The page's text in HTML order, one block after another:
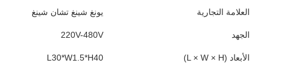
العلامة التجارية يونغ شينغ تشان شينغ
الجهد 220V-480V
الأبعاد (L × W × H) L30*W1.5*H40